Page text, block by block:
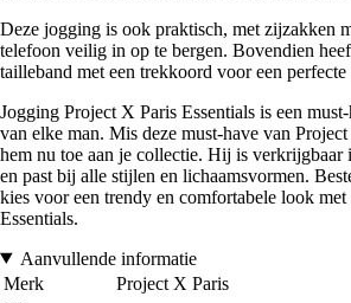
Deze jogging is ook praktisch, met zijzakken
telefoon veilig in op te bergen. Bovendien
tailleband met een trekkoord voor een perfecte
Jogging Project X Paris Essentials is een
van elke man. Mis deze must-have van
hem nu toe aan je collectie. Hij is verkrijgbaar
en past bij alle stijlen en lichaamsvormen.
kies voor een trendy en comfortabele look
Essentials.
Aanvullende informatie
Merk
Project X Paris